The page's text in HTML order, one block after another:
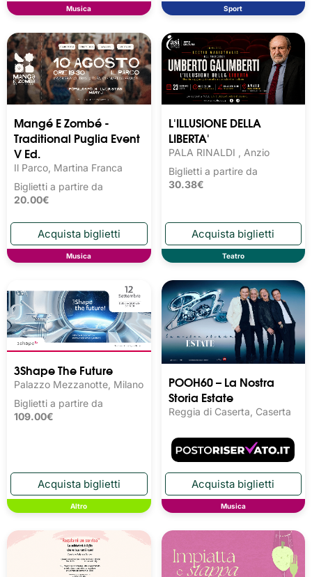
Musica Sport
Mangé E Zombé -
Traditional Puglia Event
V Ed.
Il Parco, Martina Franca
Biglietti a partire da
20.00€
Musica
L'ILLUSIONE DELLA
LIBERTA'
PALA RINALDI , Anzio
Biglietti a partire da
30.38€
Teatro
3Shape The Future
Palazzo Mezzanotte, Milano
Biglietti a partire da
109.00€
Altro
POOH60 – La Nostra
Storia Estate
Reggia di Caserta, Caserta
Musica